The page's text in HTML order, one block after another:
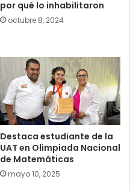
por qué lo inhabilitaron
octubre 8, 2024
Destaca estudiante de la
UAT en Olimpiada Nacional
de Matemáticas
mayo 10, 2025